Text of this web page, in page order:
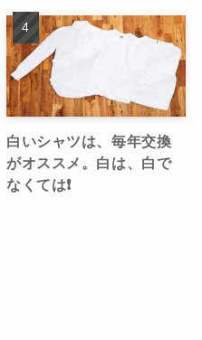
白いシャツは、毎年交換
がオススメ。白は、白で
なくては❗️